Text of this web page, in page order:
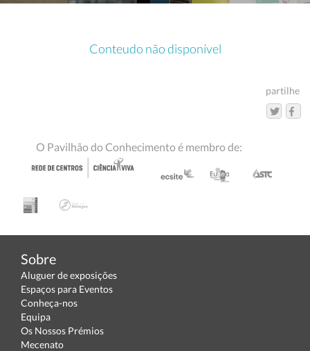
Conteudo não disponível
partilhe
O Pavilhão do Conhecimento é membro de:
Sobre
Aluguer de exposições
Espaços para Eventos
Conheça-nos
Equipa
Os Nossos Prémios
Mecenato